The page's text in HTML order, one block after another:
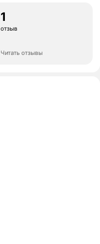
1
отзыв
Читать отзывы